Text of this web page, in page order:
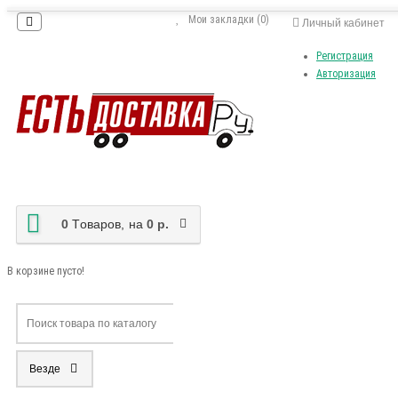
Личный кабинет
Регистрация
Авторизация
Мои закладки (0)
0 Tоваров, на 0 р.
В корзине пусто!
Везде